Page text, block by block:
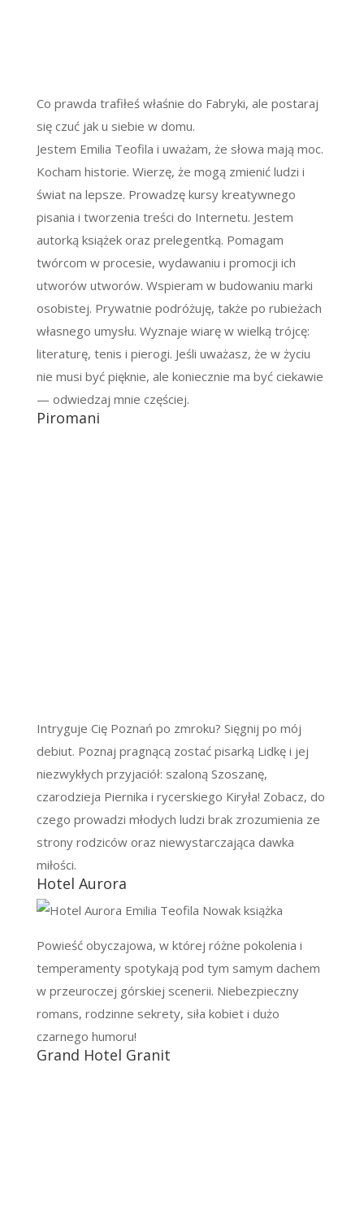
Co prawda trafiłeś właśnie do Fabryki, ale postaraj
się czuć jak u siebie w domu.
Jestem Emilia Teofila i uważam, że słowa mają moc.
Kocham historie. Wierzę, że mogą zmienić ludzi i
świat na lepsze. Prowadzę kursy kreatywnego
pisania i tworzenia treści do Internetu. Jestem
autorką książek oraz prelegentką. Pomagam
twórcom w procesie, wydawaniu i promocji ich
utworów utworów. Wspieram w budowaniu marki
osobistej. Prywatnie podróżuję, także po rubieżach
własnego umysłu. Wyznaje wiarę w wielką trójcę:
literaturę, tenis i pierogi. Jeśli uważasz, że w życiu
nie musi być pięknie, ale koniecznie ma być ciekawie
— odwiedzaj mnie częściej.
Piromani
Intryguje Cię Poznań po zmroku? Sięgnij po mój
debiut. Poznaj pragnącą zostać pisarką Lidkę i jej
niezwykłych przyjaciół: szaloną Szoszanę,
czarodzieja Piernika i rycerskiego Kiryła! Zobacz, do
czego prowadzi młodych ludzi brak zrozumienia ze
strony rodziców oraz niewystarczająca dawka
miłości.
Hotel Aurora
Powieść obyczajowa, w której różne pokolenia i
temperamenty spotykają pod tym samym dachem
w przeuroczej górskiej scenerii. Niebezpieczny
romans, rodzinne sekrety, siła kobiet i dużo
czarnego humoru!
Grand Hotel Granit